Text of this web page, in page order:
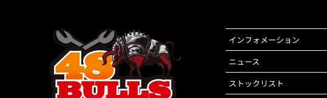
インフォメーション
ニュース
ストックリスト